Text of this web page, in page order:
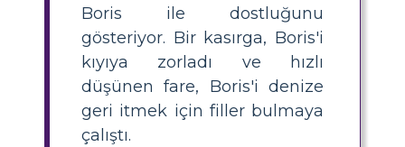
Boris ile dostluğunu
gösteriyor. Bir kasırga, Boris'i
kıyıya zorladı ve hızlı
düşünen fare, Boris'i denize
geri itmek için filler bulmaya
çalıştı.